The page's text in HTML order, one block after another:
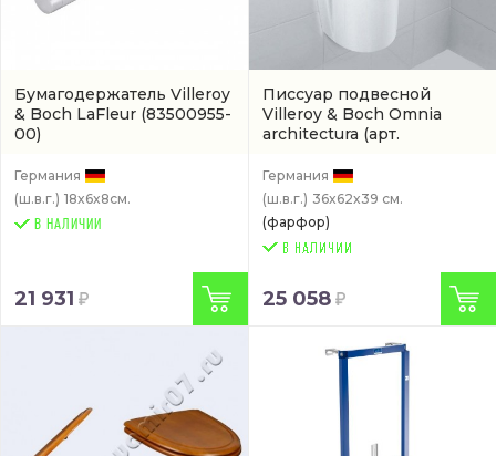
Бумагодержатель Villeroy
& Boch LaFleur (83500955-
00)
Германия
(ш.в.г.) 18x6x8см.
В НАЛИЧИИ
21 931
Писсуар подвесной
Villeroy & Boch Omnia
architectura (арт.
Германия
(ш.в.г.) 36x62x39 см.
(фарфор)
25 058